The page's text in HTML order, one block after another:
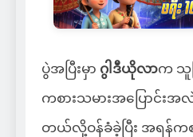
ပွဲအပြီးမှာ ဂွါဒီယိုလာက သူ
ကစားသမားအပြောင်းအ
တယ်လို့ဝန်ခံခဲ့ပြီး အရန်က